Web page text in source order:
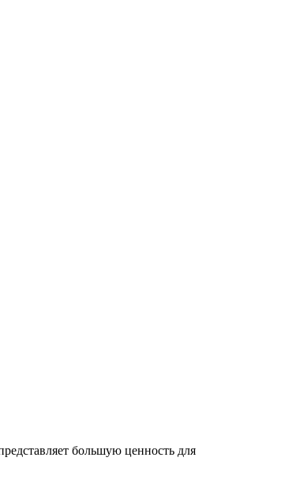
большую ценность для